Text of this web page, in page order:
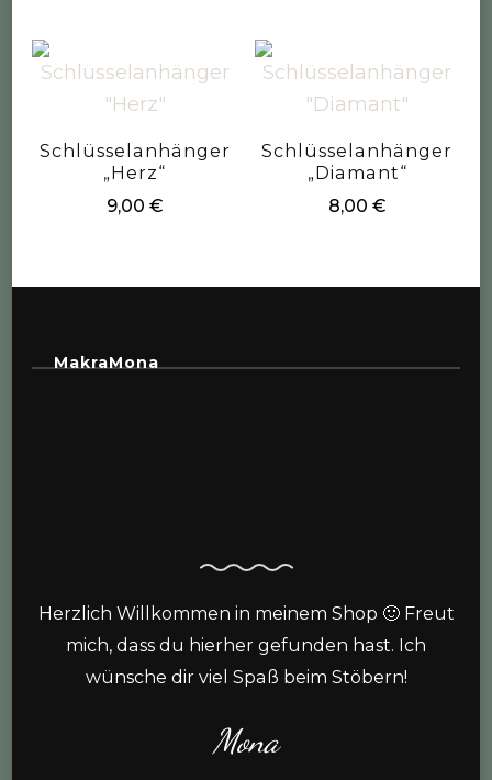
Schlüsselanhänger
„Herz“
9,00 €
Schlüsselanhänger
„Diamant“
8,00 €
MakraMona
Herzlich Willkommen in meinem Shop 🙂 Freut
mich, dass du hierher gefunden hast. Ich
wünsche dir viel Spaß beim Stöbern!
Mona